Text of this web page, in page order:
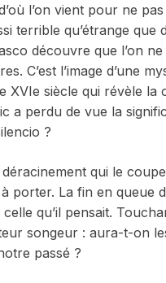
l’on vient pour ne
terrible qu’étrange que
découvre que l’on
C’est l’image d’une
XVIe siècle qui révèle la
a perdu de vue la
?
qui le
porter. La fin en queue
qu’il pensait.
songeur : aura-t-on
passé ?